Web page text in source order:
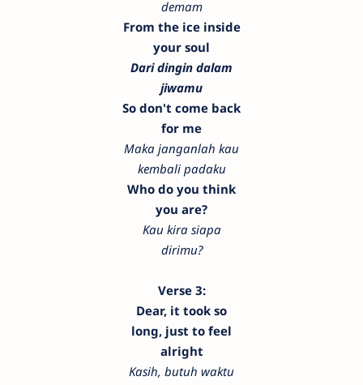
demam
From the ice inside
your soul
Dari dingin dalam
jiwamu
So don't come back
for me
Maka janganlah kau
kembali padaku
Who do you think
you are?
Kau kira siapa
dirimu?
Verse 3:
Dear, it took so
long, just to feel
alright
Kasih, butuh waktu